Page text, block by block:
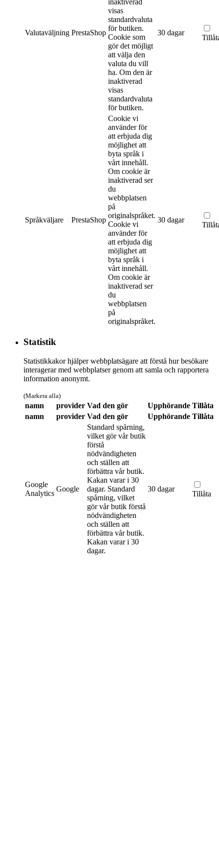
Valutaväljning PrestaShop
inaktiverad
visas
standardvaluta
för butiken.
Cookie som
gör det möjligt
att välja den
valuta du vill
ha. Om den är
inaktiverad
visas
standardvaluta
för butiken.
30 dagar
Språkväljare PrestaShop
Cookie vi
använder för
att erbjuda dig
möjlighet att
byta språk i
vårt innehåll.
Om cookie är
inaktiverad ser
du
webbplatsen
på
originalspråket.
Cookie vi
använder för
att erbjuda dig
möjlighet att
byta språk i
vårt innehåll.
Om cookie är
inaktiverad ser
du
webbplatsen
på
originalspråket.
30 dagar
Statistik
Statistikkakor hjälper webbplatsägare att förstå hur besökare
interagerar med webbplatser genom att samla och rapportera
information anonymt.
(Markera alla)
namn provider Vad den gör Upphörande Tillåta
namn
provider Vad den gör Upphörande Tillåta
Google
Analytics
Google
Standard spårning,
vilket gör vår butik
förstå
nödvändigheten
och ställen att
förbättra vår butik.
Kakan varar i 30
dagar. Standard
spårning, vilket
gör vår butik förstå
nödvändigheten
och ställen att
förbättra vår butik.
Kakan varar i 30
dagar.
30 dagar
Tillåta